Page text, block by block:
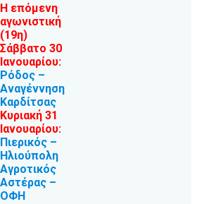
Η επόμενη
αγωνιστική
(19η)
Σάββατο 30
Ιανουαρίου:
Ρόδος –
Αναγέννηση
Καρδίτσας
Κυριακή 31
Ιανουαρίου:
Πιερικός –
Ηλιούπολη
Αγροτικός
Αστέρας –
ΟΦΗ